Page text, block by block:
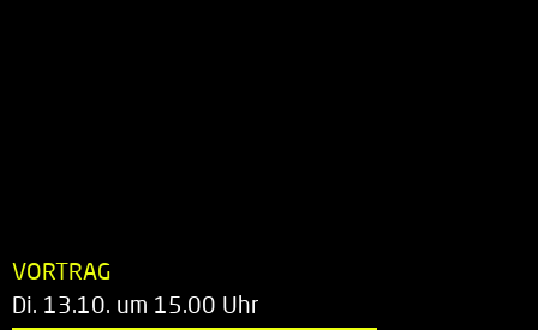
VORTRAG
Di. 13.10. um 15.00 Uhr